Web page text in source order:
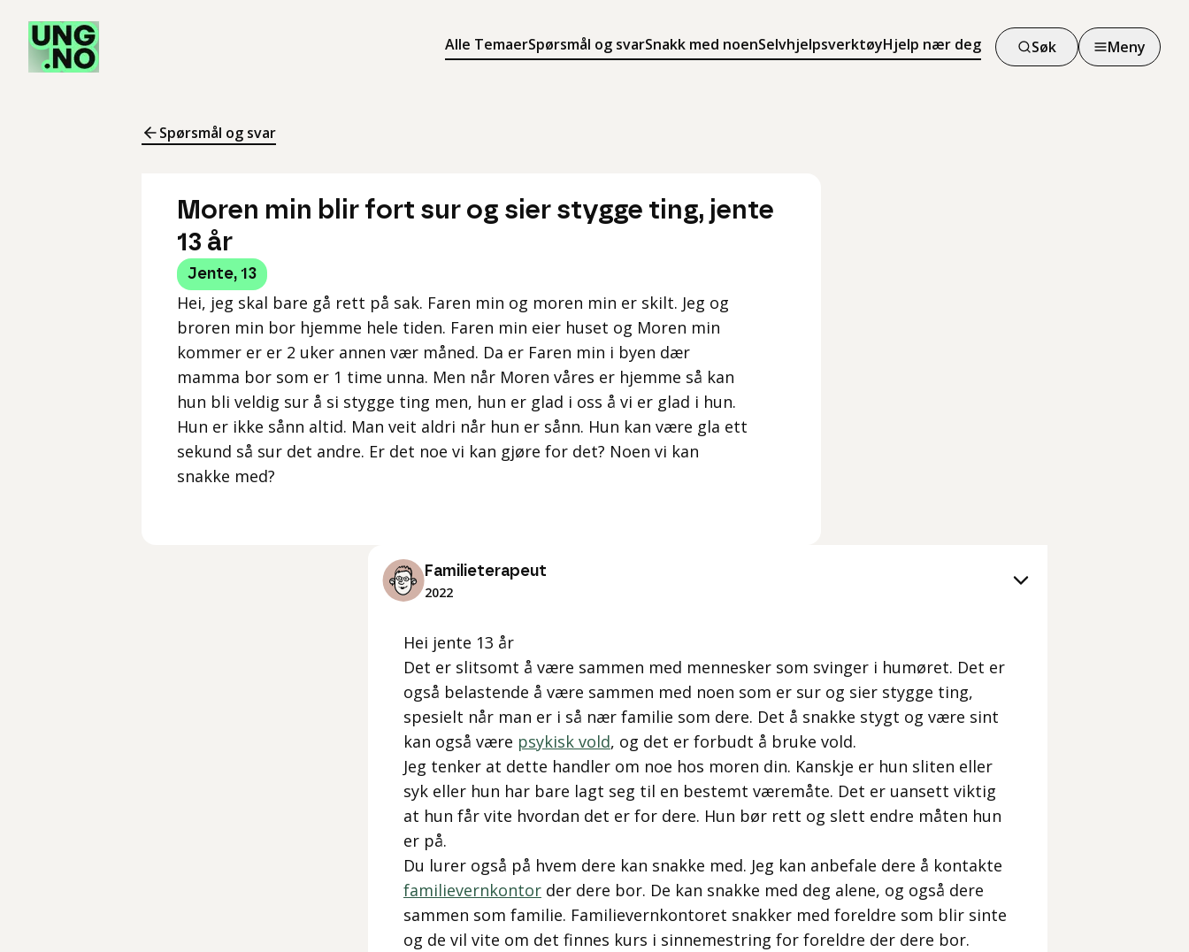
Alle TemaerSpørsmål og svarSnakk med noenSelvhjelpsverktøyHjelp nær deg
Søk
Søk
Meny
Meny
Spørsmål og svar
Moren min blir fort sur og sier stygge ting, jente
13 år
Jente, 13
Hei, jeg skal bare gå rett på sak. Faren min og moren min er skilt. Jeg og
broren min bor hjemme hele tiden. Faren min eier huset og Moren min
kommer er er 2 uker annen vær måned. Da er Faren min i byen dær
mamma bor som er 1 time unna. Men når Moren våres er hjemme så kan
hun bli veldig sur å si stygge ting men, hun er glad i oss å vi er glad i hun.
Hun er ikke sånn altid. Man veit aldri når hun er sånn. Hun kan være gla ett
sekund så sur det andre. Er det noe vi kan gjøre for det? Noen vi kan
snakke med?
Familieterapeut
2022
Hei jente 13 år
Det er slitsomt å være sammen med mennesker som svinger i humøret. Det er
også belastende å være sammen med noen som er sur og sier stygge ting,
spesielt når man er i så nær familie som dere. Det å snakke stygt og være sint
kan også være psykisk vold, og det er forbudt å bruke vold.
Jeg tenker at dette handler om noe hos moren din. Kanskje er hun sliten eller
syk eller hun har bare lagt seg til en bestemt væremåte. Det er uansett viktig
at hun får vite hvordan det er for dere. Hun bør rett og slett endre måten hun
er på.
Du lurer også på hvem dere kan snakke med. Jeg kan anbefale dere å kontakte
familievernkontor der dere bor. De kan snakke med deg alene, og også dere
sammen som familie. Familievernkontoret snakker med foreldre som blir sinte
og de vil vite om det finnes kurs i sinnemestring for foreldre der dere bor.